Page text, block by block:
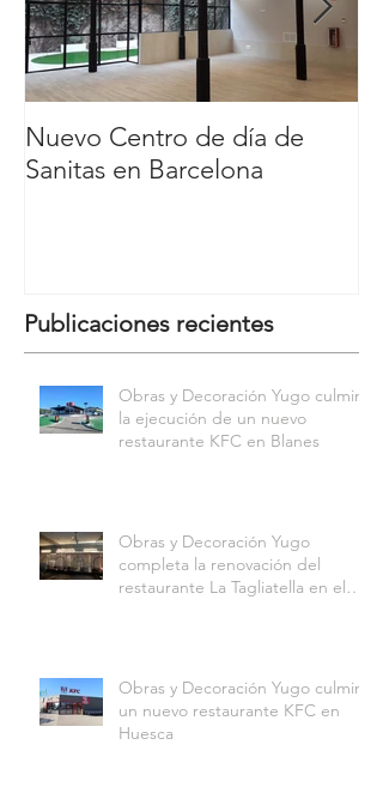
Nuevo Centro de día de
Sanitas en Barcelona
Publicaciones recientes
Obras y Decoración Yugo culmina
la ejecución de un nuevo
restaurante KFC en Blanes
Obras y Decoración Yugo
completa la renovación del
restaurante La Tagliatella en el
Obras y Decoración Yugo culmina
un nuevo restaurante KFC en
Huesca